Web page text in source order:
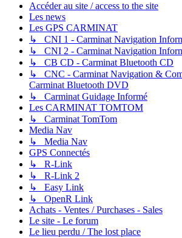
Accéder au site / access to the site
Les news
Les GPS CARMINAT
↳ CNI 1 - Carminat Navigation
↳ CNI 2 - Carminat Navigation
↳ CB CD - Carminat Bluetooth CD
↳ CNC - Carminat Navigation &
Carminat Bluetooth DVD
↳ Carminat Guidage Informé
Les CARMINAT TOMTOM
↳ Carminat TomTom
Media Nav
↳ Media Nav
GPS Connectés
↳ R-Link
↳ R-Link 2
↳ Easy Link
↳ OpenR Link
Achats - Ventes / Purchases - Sales
Le site - Le forum
Le lieu perdu / The lost place